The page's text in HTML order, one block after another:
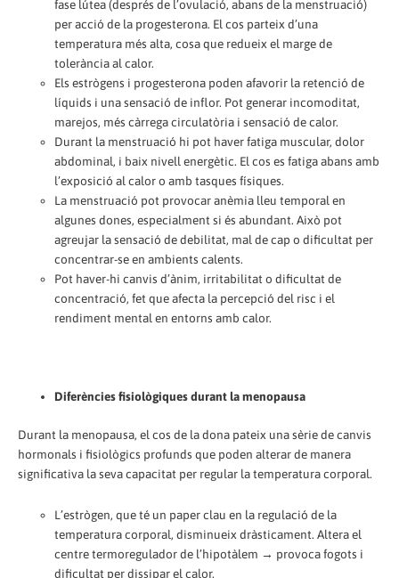
fase lútea (després de l’ovulació, abans de la menstruació)
per acció de la progesterona. El cos parteix d’una
temperatura més alta, cosa que redueix el marge de
tolerància al calor.
Els estrògens i progesterona poden afavorir la retenció de
líquids i una sensació de inflor. Pot generar incomoditat,
marejos, més càrrega circulatòria i sensació de calor.
Durant la menstruació hi pot haver fatiga muscular, dolor
abdominal, i baix nivell energètic. El cos es fatiga abans amb
l’exposició al calor o amb tasques físiques.
La menstruació pot provocar anèmia lleu temporal en
algunes dones, especialment si és abundant. Això pot
agreujar la sensació de debilitat, mal de cap o dificultat per
concentrar-se en ambients calents.
Pot haver-hi canvis d’ànim, irritabilitat o dificultat de
concentració, fet que afecta la percepció del risc i el
rendiment mental en entorns amb calor.
Diferències fisiològiques durant la menopausa
Durant la menopausa, el cos de la dona pateix una sèrie de canvis
hormonals i fisiològics profunds que poden alterar de manera
significativa la seva capacitat per regular la temperatura corporal.
L’estrògen, que té un paper clau en la regulació de la
temperatura corporal, disminueix dràsticament. Altera el
centre termoregulador de l’hipotàlem → provoca fogots i
dificultat per dissipar el calor.